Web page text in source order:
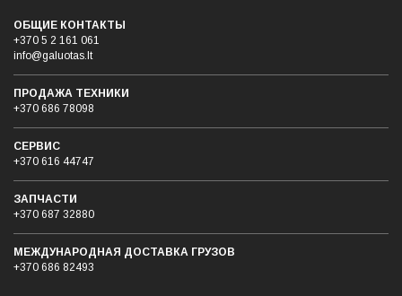
ОБЩИЕ КОНТАКТЫ
+370 5 2 161 061
info@galuotas.lt
ПРОДАЖА ТЕХНИКИ
+370 686 78098
СЕРВИС
+370 616 44747
ЗАПЧАСТИ
+370 687 32880
МЕЖДУНАРОДНАЯ ДОСТАВКА ГРУЗОB
+370 686 82493